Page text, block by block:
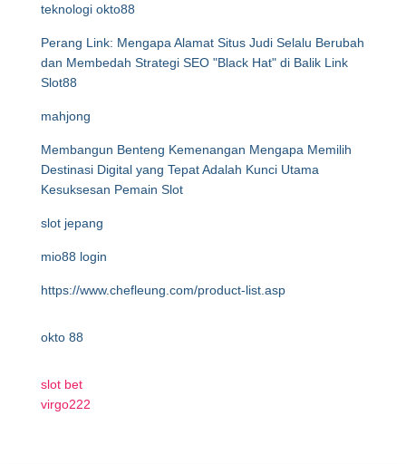
teknologi okto88
Perang Link: Mengapa Alamat Situs Judi Selalu Berubah
dan Membedah Strategi SEO "Black Hat" di Balik Link
Slot88
mahjong
Membangun Benteng Kemenangan Mengapa Memilih
Destinasi Digital yang Tepat Adalah Kunci Utama
Kesuksesan Pemain Slot
slot jepang
mio88 login
https://www.chefleung.com/product-list.asp
okto 88
slot bet
virgo222